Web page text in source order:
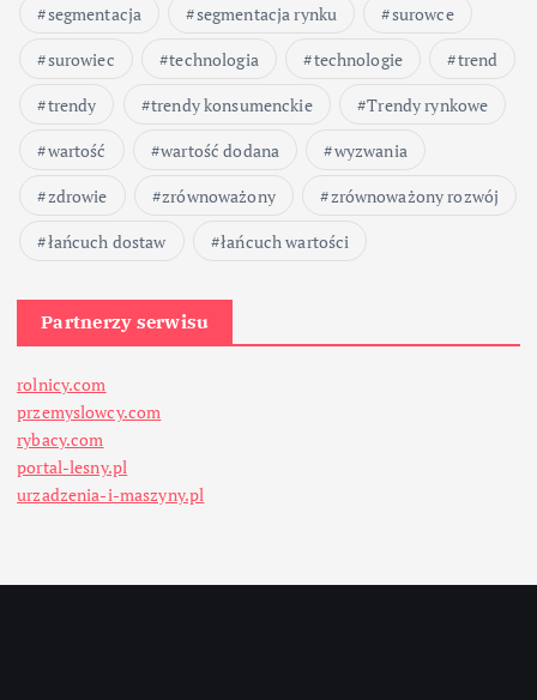
segmentacja
segmentacja rynku
surowce
surowiec
technologia technologie
trend
trendy
trendy konsumenckie
Trendy rynkowe
wartość
wartość dodana
wyzwania
zdrowie
zrównoważony
zrównoważony rozwój
łańcuch dostaw
łańcuch wartości
Partnerzy serwisu
rolnicy.com
przemyslowcy.com
rybacy.com
portal-lesny.pl
urzadzenia-i-maszyny.pl